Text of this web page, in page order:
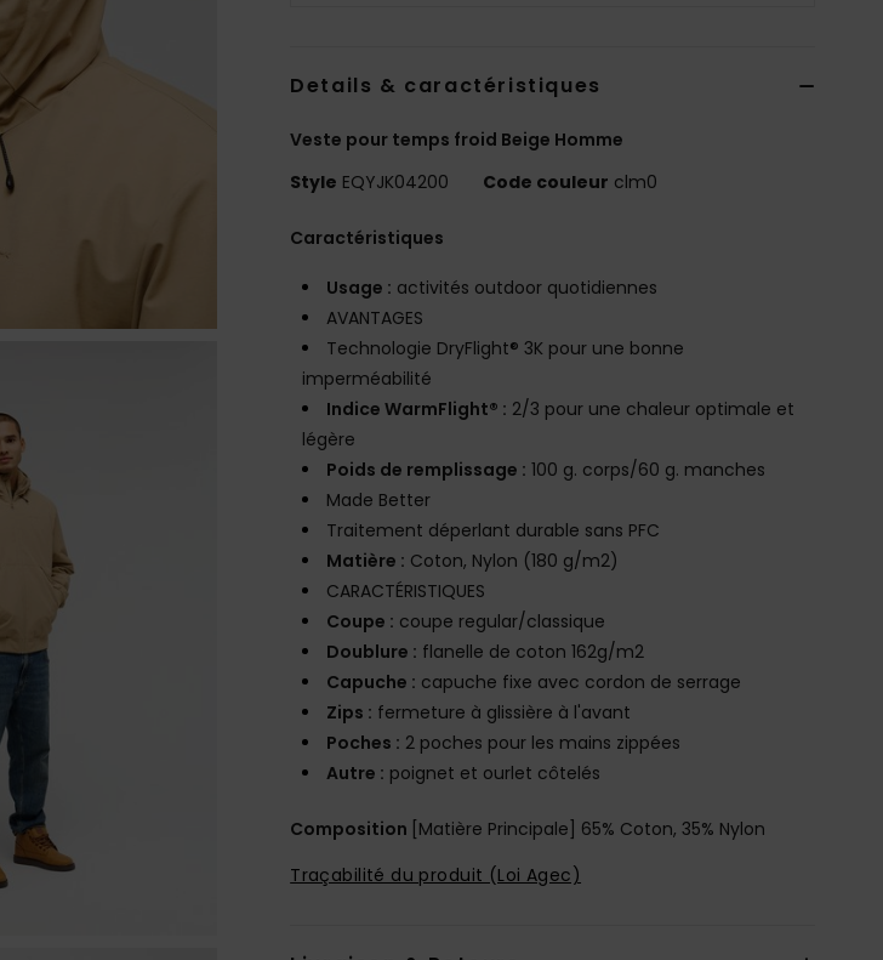
Details & caractéristiques
Veste pour temps froid Beige Homme
Style EQYJK04200 Code couleur clm0
Caractéristiques
Usage : activités outdoor quotidiennes
AVANTAGES
Technologie DryFlight® 3K pour une bonne
imperméabilité
Indice WarmFlight® : 2/3 pour une chaleur optimale et
légère
Poids de remplissage : 100 g. corps/60 g. manches
Made Better
Traitement déperlant durable sans PFC
Matière : Coton, Nylon (180 g/m2)
CARACTÉRISTIQUES
Coupe : coupe regular/classique
Doublure : flanelle de coton 162g/m2
Capuche : capuche fixe avec cordon de serrage
Zips : fermeture à glissière à l'avant
Poches : 2 poches pour les mains zippées
Autre : poignet et ourlet côtelés
Composition [Matière Principale] 65% Coton, 35% Nylon
Traçabilité du produit (Loi Agec)